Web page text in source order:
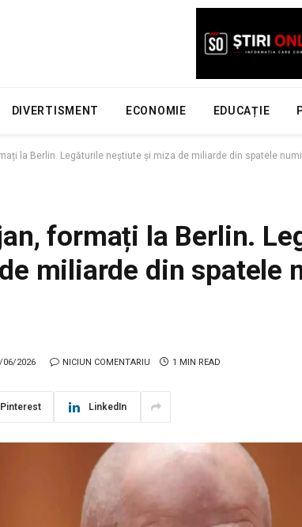
DIVERTISMENT ECONOMIE EDUCAȚIE
la Berlin. Legăturile neștiute și miza de miliarde din spatele
formați la Berlin.
miliarde din spatele
06/2026 NICIUN COMENTARIU 1 MIN READ
Pinterest LinkedIn